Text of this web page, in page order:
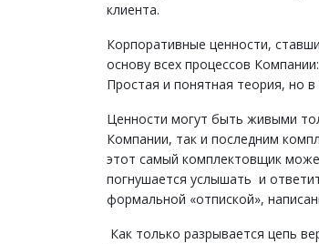
клиента.
Корпоративные ценности,
основу всех процессов
Простая и понятная теория, но
Ценности могут быть живыми
Компании, так и последним
этот самый комплектовщик
погнушается услышать и
формальной «отпиской»,
Как только разрывается цепь